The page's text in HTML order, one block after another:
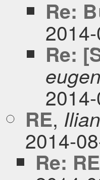
Re:
Re:
RE,
2014-
Re: RE